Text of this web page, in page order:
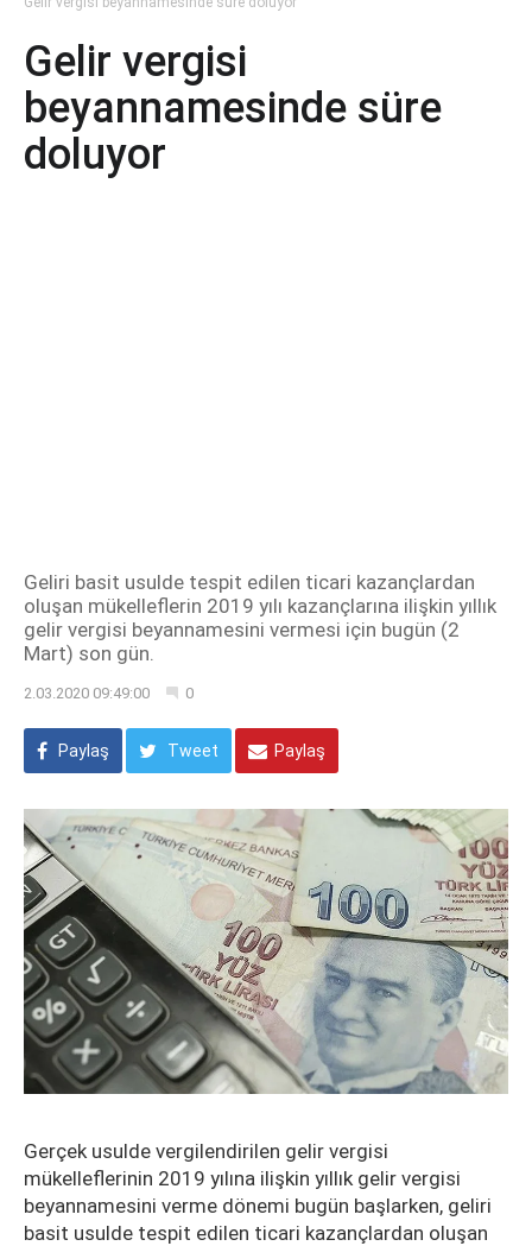
Gelir vergisi
beyannamesinde süre
doluyor
Geliri basit usulde tespit edilen ticari kazançlardan
oluşan mükelleflerin 2019 yılı kazançlarına ilişkin yıllık
gelir vergisi beyannamesini vermesi için bugün (2
Mart) son gün.
2.03.2020 09:49:00 0
Paylaş Tweet Paylaş
Gerçek usulde vergilendirilen gelir vergisi
mükelleflerinin 2019 yılına ilişkin yıllık gelir vergisi
beyannamesini verme dönemi bugün başlarken, geliri
basit usulde tespit edilen ticari kazançlardan oluşan